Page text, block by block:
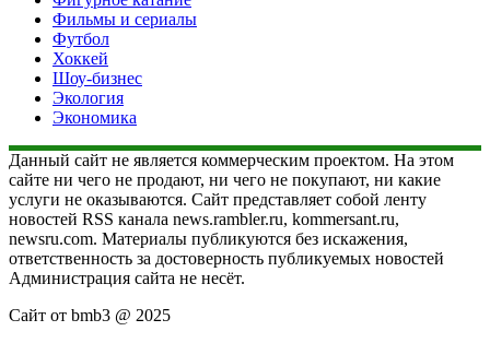
Фильмы и сериалы
Футбол
Хоккей
Шоу-бизнес
Экология
Экономика
Данный сайт не является коммерческим проектом. На этом
сайте ни чего не продают, ни чего не покупают, ни какие
услуги не оказываются. Сайт представляет собой ленту
новостей RSS канала news.rambler.ru, kommersant.ru,
newsru.com. Материалы публикуются без искажения,
ответственность за достоверность публикуемых новостей
Администрация сайта не несёт.
Сайт от bmb3 @ 2025